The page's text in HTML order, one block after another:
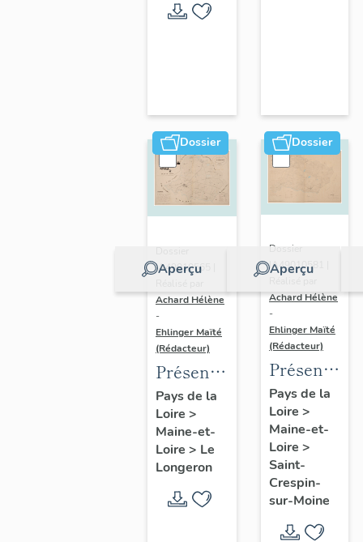
Dossier
Aperçu
IA49010565 |
Achard Hélène
-
Ehlinger Maïté
(Rédacteur)
Présentation
du
patrimoine
industriel
de la
commune
du
Pays de la
Loire >
Maine-et-
Loire > Le
Longeron
Dossier
Aperçu
Dossier
IA49010581 |
Achard Hélène
-
Ehlinger Maïté
(Rédacteur)
du
patrimoine
industriel
de la
commune
de Saint-
Crespin-
Pays de la
Loire >
Maine-et-
Loire >
Saint-
Crespin-
sur-Moine